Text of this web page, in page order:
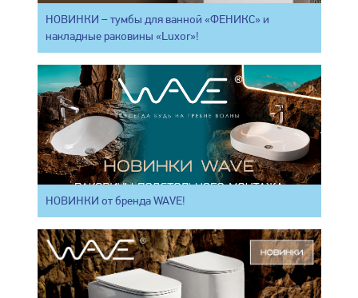
НОВИНКИ – тумбы для ванной «ФЕНИКС» и
накладные раковины «Luxor»!
НОВИНКИ от бренда WAVE!